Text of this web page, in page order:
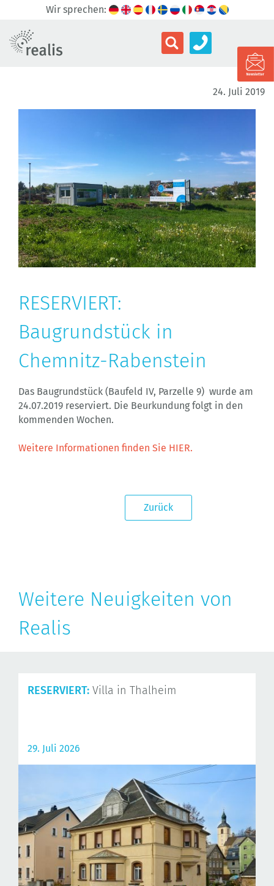
Wir sprechen:
24. Juli 2019
RESERVIERT:
Baugrundstück in
Chemnitz-Rabenstein
Das Baugrundstück (Baufeld IV, Parzelle 9) wurde am
24.07.2019 reserviert. Die Beurkundung folgt in den
kommenden Wochen.
Weitere Informationen finden Sie HIER.
Zurück
Weitere Neuigkeiten von
Realis
RESERVIERT: Villa in Thalheim
29. Juli 2026